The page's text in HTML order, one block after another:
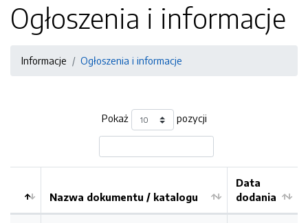
Ogłoszenia i informacje
Informacje Ogłoszenia i informacje
Pokaż pozycji
Kolejność
Nazwa dokumentu / katalogu
Data
dodania